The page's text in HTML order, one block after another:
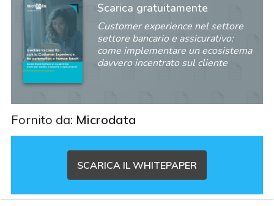
Scarica gratuitamente
Customer experience nel settore
settore bancario e assicurativo:
come implementare un ecosistema
davvero incentrato sul cliente
Fornito da: Microdata
SCARICA IL WHITEPAPER